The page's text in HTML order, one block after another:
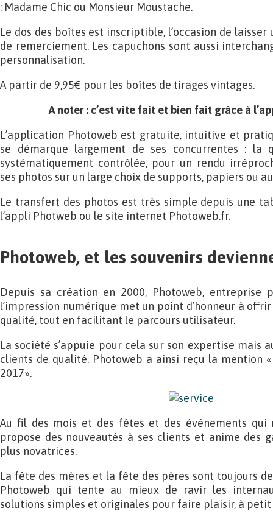
: Madame Chic ou Monsieur Moustache.
Le dos des boîtes est inscriptible, l’occasion de laisser
de remerciement. Les capuchons sont aussi
personnalisation.
A partir de 9,95€ pour les boîtes de tirages vintages.
A noter : c’est vite fait et bien fait grâce à
L’application Photoweb est gratuite, intuitive et
se démarque largement de ses concurrentes : la
systématiquement contrôlée, pour un rendu
ses photos sur un large choix de supports, papiers ou
Le transfert des photos est très simple depuis une
l’appli Photweb ou le site internet Photoweb.fr.
Photoweb, et les souvenirs
Depuis sa création en 2000, Photoweb, entreprise
l’impression numérique met un point d’honneur à
qualité, tout en facilitant le parcours utilisateur.
La société s’appuie pour cela sur son expertise mais
clients de qualité. Photoweb a ainsi reçu la mention
2017».
Au fil des mois et des fêtes et des événements qui
propose des nouveautés à ses clients et anime des
plus novatrices.
La fête des mères et la fête des pères sont toujours
Photoweb qui tente au mieux de ravir les
solutions simples et originales pour faire plaisir, à